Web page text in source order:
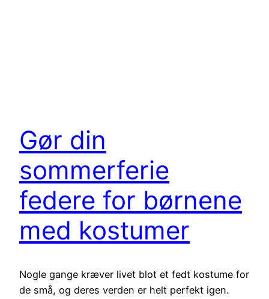
Gør din
sommerferie
federe for børnene
med kostumer
Nogle gange kræver livet blot et fedt kostume for
de små, og deres verden er helt perfekt igen.